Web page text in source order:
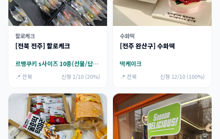
할로케크
[전북 전주] 할로케크
르뱅쿠키 s사이즈 10종(선물/답례품용)
📍 전북 신청 2/10 (20%)
수화떡
[전주 완산구] 수화떡
떡케이크
📍 전북 신청 12/10 (100%)